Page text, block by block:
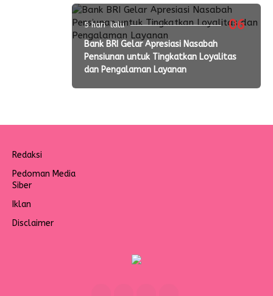
06
5 hari lalu
Bank BRI Gelar Apresiasi Nasabah
Pensiunan untuk Tingkatkan Loyalitas
dan Pengalaman Layanan
Redaksi
Pedoman Media
Siber
Iklan
Disclaimer